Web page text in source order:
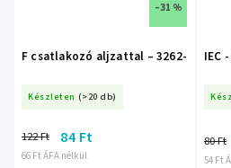
–31 %
F csatlakozó aljzattal – 3262-
Készleten (>20 db)
66 Ft ÁFA nélkül
122 Ft 84 Ft
IEC
54 Ft
80 Ft